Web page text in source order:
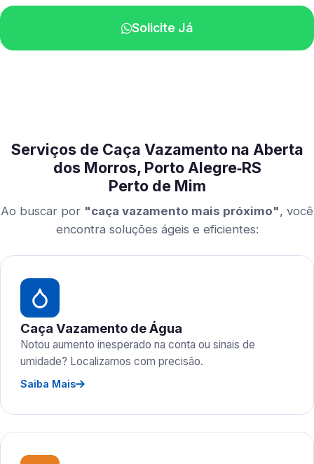
Solicite Já
Serviços de Caça Vazamento na Aberta
dos Morros, Porto Alegre‑RS
Perto de Mim
Ao buscar por "caça vazamento mais próximo", você
encontra soluções ágeis e eficientes:
Caça Vazamento de Água
Notou aumento inesperado na conta ou sinais de
umidade? Localizamos com precisão.
Saiba Mais